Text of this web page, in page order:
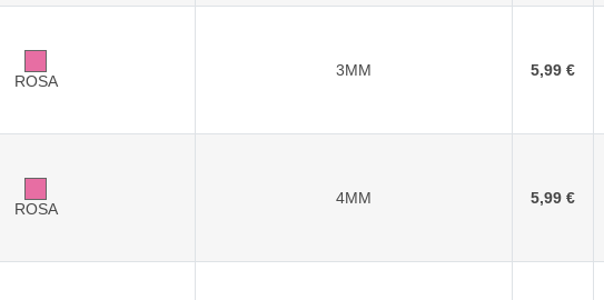
ROSA
3MM 5,99 €
ROSA
4MM 5,99 €